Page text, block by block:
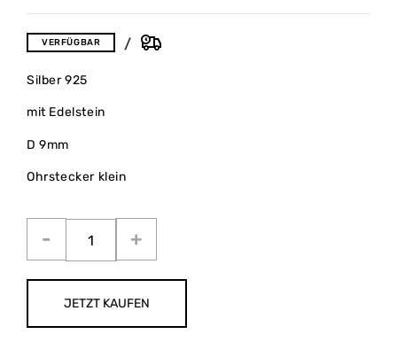
VERFÜGBAR
Silber 925
mit Edelstein
D 9mm
Ohrstecker klein
JETZT KAUFEN